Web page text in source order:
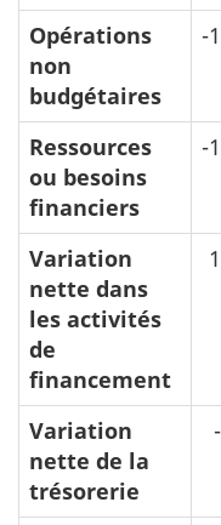
Opérations
non
budgétaires
-
Ressources
ou besoins
financiers
-
Variation
nette dans
les activités
de
financement
Variation
nette de la
trésorerie